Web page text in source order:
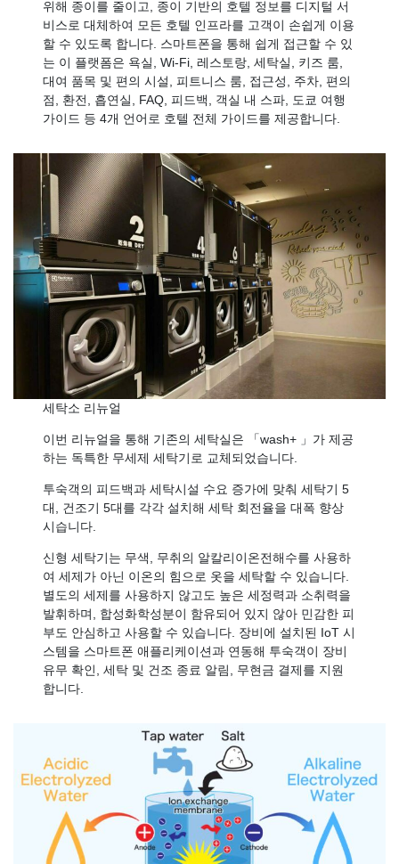
위해 종이를 줄이고, 종이 기반의 호텔 정보를 디지털 서
비스로 대체하여 모든 호텔 인프라를 고객이 손쉽게 이용
할 수 있도록 합니다. 스마트폰을 통해 쉽게 접근할 수 있
는 이 플랫폼은 욕실, Wi-Fi, 레스토랑, 세탁실, 키즈 룸,
대여 품목 및 편의 시설, 피트니스 룸, 접근성, 주차, 편의
점, 환전, 흡연실, FAQ, 피드백, 객실 내 스파, 도쿄 여행
가이드 등 4개 언어로 호텔 전체 가이드를 제공합니다.
세탁소 리뉴얼
이번 리뉴얼을 통해 기존의 세탁실은 「wash+ 」가 제공
하는 독특한 무세제 세탁기로 교체되었습니다.
투숙객의 피드백과 세탁시설 수요 증가에 맞춰 세탁기 5
대, 건조기 5대를 각각 설치해 세탁 회전율을 대폭 향상
시습니다.
신형 세탁기는 무색, 무취의 알칼리이온전해수를 사용하
여 세제가 아닌 이온의 힘으로 옷을 세탁할 수 있습니다.
별도의 세제를 사용하지 않고도 높은 세정력과 소취력을
발휘하며, 합성화학성분이 함유되어 있지 않아 민감한 피
부도 안심하고 사용할 수 있습니다. 장비에 설치된 IoT 시
스템을 스마트폰 애플리케이션과 연동해 투숙객이 장비
유무 확인, 세탁 및 건조 종료 알림, 무현금 결제를 지원
합니다.